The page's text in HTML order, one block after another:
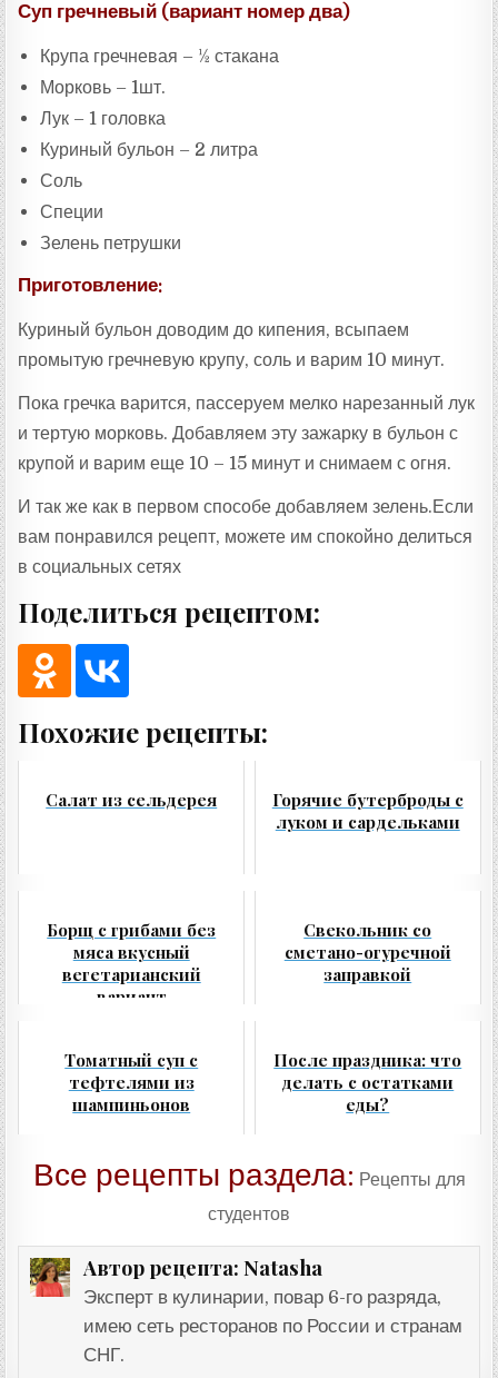
Суп гречневый (вариант номер два)
Крупа гречневая – ½ стакана
Морковь – 1шт.
Лук – 1 головка
Куриный бульон – 2 литра
Соль
Специи
Зелень петрушки
Приготовление:
Куриный бульон доводим до кипения, всыпаем
промытую гречневую крупу, соль и варим 10 минут.
Пока гречка варится, пассеруем мелко нарезанный лук
и тертую морковь. Добавляем эту зажарку в бульон с
крупой и варим еще 10 – 15 минут и снимаем с огня.
И так же как в первом способе добавляем зелень.Если
вам понравился рецепт, можете им спокойно делиться
в социальных сетях
Поделиться рецептом:
Похожие рецепты:
Салат из сельдерея
Горячие бутерброды с
луком и сардельками
Борщ с грибами без
мяса вкусный
вегетарианский
вариант
Свекольник со
сметано-огуречной
заправкой
Томатный суп с
тефтелями из
шампиньонов
После праздника: что
делать с остатками
еды?
Все рецепты раздела: Рецепты для
студентов
Автор рецепта: Natasha
Эксперт в кулинарии, повар 6-го разряда,
имею сеть ресторанов по России и странам
СНГ.